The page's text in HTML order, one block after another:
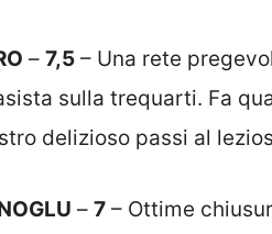
– 7,5 – Una rete
sulla trequarti. Fa
delizioso passi al
– 7 – Ottime